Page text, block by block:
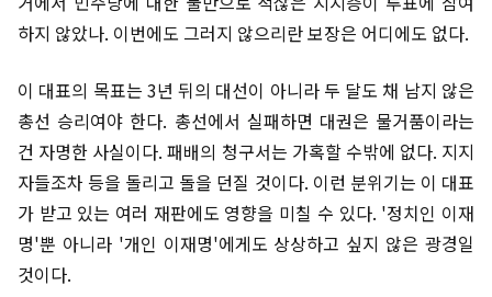
하지 않았나. 이번에도 그러지 않으리란 보장은 어디에도 없다.
이 대표의 목표는 3년 뒤의 대선이 아니라 두 달도 채 남지 않은
총선 승리여야 한다. 총선에서 실패하면 대권은 물거품이라는
건 자명한 사실이다. 패배의 청구서는 가혹할 수밖에 없다. 지지
자들조차 등을 돌리고 돌을 던질 것이다. 이런 분위기는 이 대표
가 받고 있는 여러 재판에도 영향을 미칠 수 있다. '정치인 이재
명'뿐 아니라 '개인 이재명'에게도 상상하고 싶지 않은 광경일
것이다.